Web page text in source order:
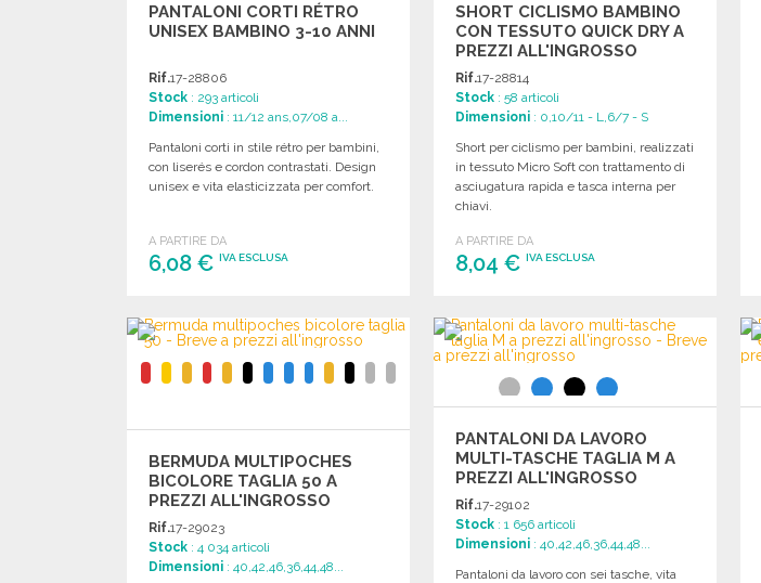
PANTALONI CORTI RÉTRO
UNISEX BAMBINO 3-10 ANNI
Rif.17-28806
Stock : 293 articoli
Dimensioni : 11/12 ans,07/08 a...
Pantaloni corti in stile rétro per bambini,
con liserés e cordon contrastati. Design
unisex e vita elasticizzata per comfort.
A PARTIRE DA
6,08 € IVA ESCLUSA
Richiedi un preventivo
SHORT CICLISMO BAMBINO
CON TESSUTO QUICK DRY A
PREZZI ALL'INGROSSO
Rif.17-28814
Stock : 58 articoli
Dimensioni : 0,10/11 - L,6/7 - S
Short per ciclismo per bambini, realizzati
in tessuto Micro Soft con trattamento di
asciugatura rapida e tasca interna per
chiavi.
A PARTIRE DA
8,04 €IVA ESCLUSA
Richiedi un preventivo
BERMUDA MULTIPOCHES
BICOLORE TAGLIA 50 A
PREZZI ALL'INGROSSO
Rif.17-29023
Stock : 4 034 articoli
Dimensioni : 40,42,46,36,44,48...
PANTALONI DA LAVORO
MULTI-TASCHE TAGLIA M A
PREZZI ALL'INGROSSO
Rif.17-29102
Stock : 1 656 articoli
Dimensioni : 40,42,46,36,44,48...
Pantaloni da lavoro con sei tasche, vita